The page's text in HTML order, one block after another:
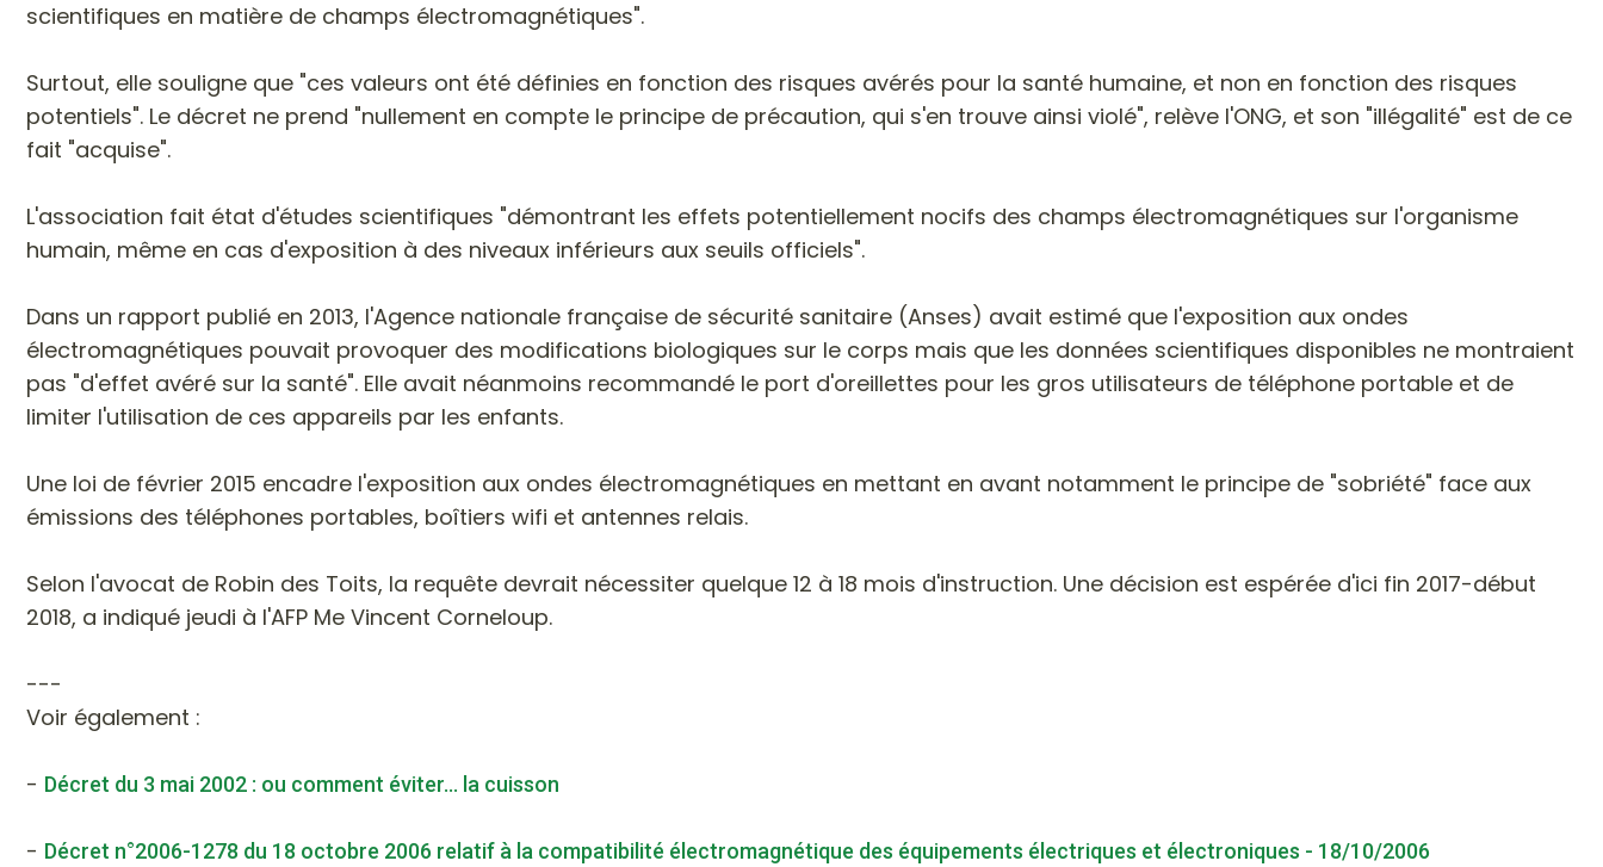
scientifiques en matière de champs électromagnétiques".
Surtout, elle souligne que "ces valeurs ont été définies en fonction des risques avérés pour la santé humaine, et non en fonction des risques
potentiels". Le décret ne prend "nullement en compte le principe de précaution, qui s'en trouve ainsi violé", relève l'ONG, et son "illégalité" est de ce
fait "acquise".
L'association fait état d'études scientifiques "démontrant les effets potentiellement nocifs des champs électromagnétiques sur l'organisme
humain, même en cas d'exposition à des niveaux inférieurs aux seuils officiels".
Dans un rapport publié en 2013, l'Agence nationale française de sécurité sanitaire (Anses) avait estimé que l'exposition aux ondes
électromagnétiques pouvait provoquer des modifications biologiques sur le corps mais que les données scientifiques disponibles ne montraient
pas "d'effet avéré sur la santé". Elle avait néanmoins recommandé le port d'oreillettes pour les gros utilisateurs de téléphone portable et de
limiter l'utilisation de ces appareils par les enfants.
Une loi de février 2015 encadre l'exposition aux ondes électromagnétiques en mettant en avant notamment le principe de "sobriété" face aux
émissions des téléphones portables, boîtiers wifi et antennes relais.
Selon l'avocat de Robin des Toits, la requête devrait nécessiter quelque 12 à 18 mois d'instruction. Une décision est espérée d'ici fin 2017-début
2018, a indiqué jeudi à l'AFP Me Vincent Corneloup.
---
Voir également :
- Décret du 3 mai 2002 : ou comment éviter... la cuisson
- Décret n°2006-1278 du 18 octobre 2006 relatif à la compatibilité électromagnétique des équipements électriques et électroniques - 18/10/2006